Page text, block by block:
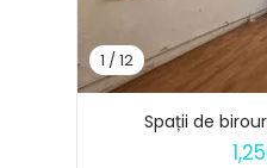
1 /12
Spații de